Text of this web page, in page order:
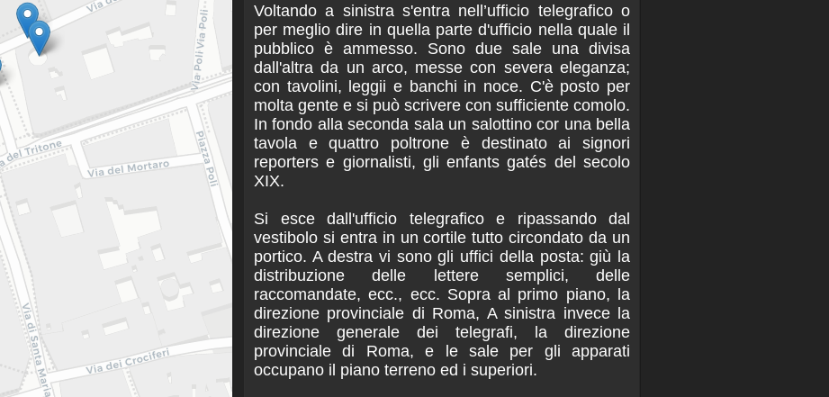
Voltando a sinistra s'entra nell’ufficio telegrafico o
per meglio dire in quella parte d'ufficio nella quale il
pubblico è ammesso. Sono due sale una divisa
dall'altra da un arco, messe con severa eleganza;
con tavolini, leggii e banchi in noce. C'è posto per
molta gente e si può scrivere con sufficiente comolo.
In fondo alla seconda sala un salottino cor una bella
tavola e quattro poltrone è destinato ai signori
reporters e giornalisti, gli enfants gatés del secolo
XIX.
Si esce dall'ufficio telegrafico e ripassando dal
vestibolo si entra in un cortile tutto circondato da un
portico. A destra vi sono gli uffici della posta: giù la
distribuzione delle lettere semplici, delle
raccomandate, ecc., ecc. Sopra al primo piano, la
direzione provinciale di Roma, A sinistra invece la
direzione generale dei telegrafi, la direzione
provinciale di Roma, e le sale per gli apparati
occupano il piano terreno ed i superiori.